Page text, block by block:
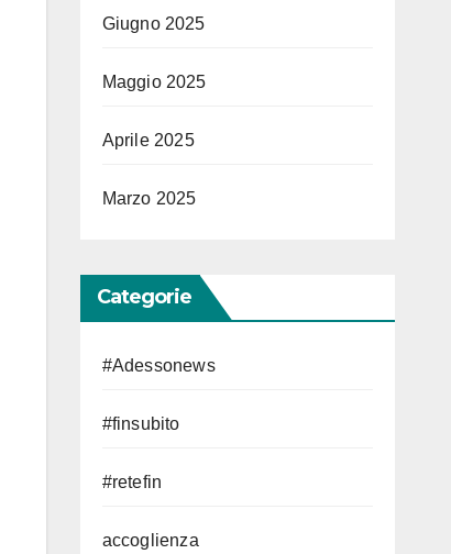
Giugno 2025
Maggio 2025
Aprile 2025
Marzo 2025
Categorie
#Adessonews
#finsubito
#retefin
accoglienza